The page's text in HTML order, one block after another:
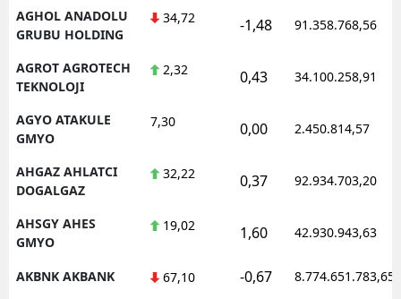
AGHOL ANADOLU
GRUBU HOLDING
34,72 -1,48 91.358.768,56
AGROT AGROTECH
TEKNOLOJI
2,32 0,43 34.100.258,91
AGYO ATAKULE
GMYO
7,30 0,00 2.450.814,57
AHGAZ AHLATCI
DOGALGAZ
32,22 0,37 92.934.703,20
AHSGY AHES
GMYO
19,02 1,60 42.930.943,63
AKBNK AKBANK 67,10 -0,67 8.774.651.783,65